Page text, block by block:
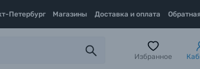
Петербург Магазины Доставка и оплата
Избранное